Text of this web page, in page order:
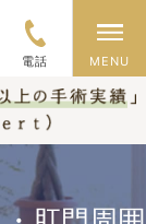
電話
メ
MENU